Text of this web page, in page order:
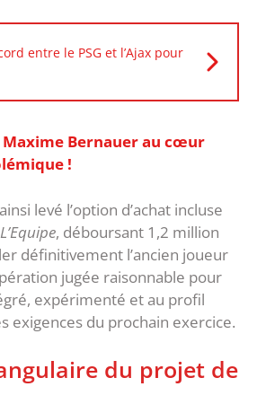
entre le PSG et l’Ajax pour
Maxime Bernauer au cœur
!
levé l’option d’achat incluse
L’Equipe, déboursant 1,2 million
définitivement l’ancien joueur
jugée raisonnable pour
expérimenté et au profil
exigences du prochain exercice.
du projet de